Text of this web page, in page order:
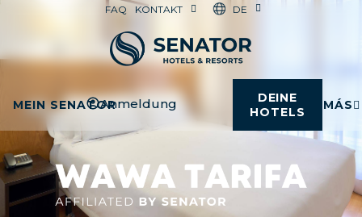
FAQ KONTAKT DE
MEIN SENATORAnmeldung
DEINE
HOTELS
MÁS